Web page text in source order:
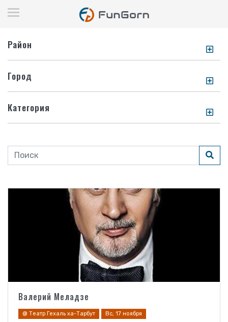
Район
Город
Категория
Валерий Меладзе
@ Театр Гехаль ха-Тарбут Вс, 17 ноября